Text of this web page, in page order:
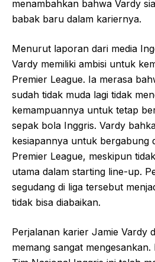
menambahkan bahwa Vardy
babak baru dalam kariernya.
Menurut laporan dari media
Vardy memiliki ambisi untuk
Premier League. Ia merasa
sudah tidak muda lagi tidak
kemampuannya untuk tetap
sepak bola Inggris. Vardy
kesiapannya untuk bergabung
Premier League, meskipun
utama dalam starting line-up.
segudang di liga tersebut
tidak bisa diabaikan.
Perjalanan karier Jamie Vardy
memang sangat